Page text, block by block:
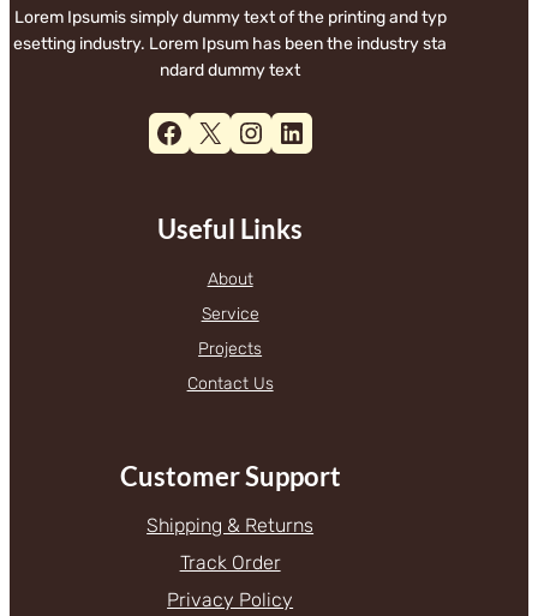
Lorem Ipsumis simply dummy text of the printing and typ
esetting industry. Lorem Ipsum has been the industry sta
ndard dummy text
Facebook X Instagram LinkedIn
Useful Links
About
Service
Projects
Contact Us
Customer Support
Shipping & Returns
Track Order
Privacy Policy